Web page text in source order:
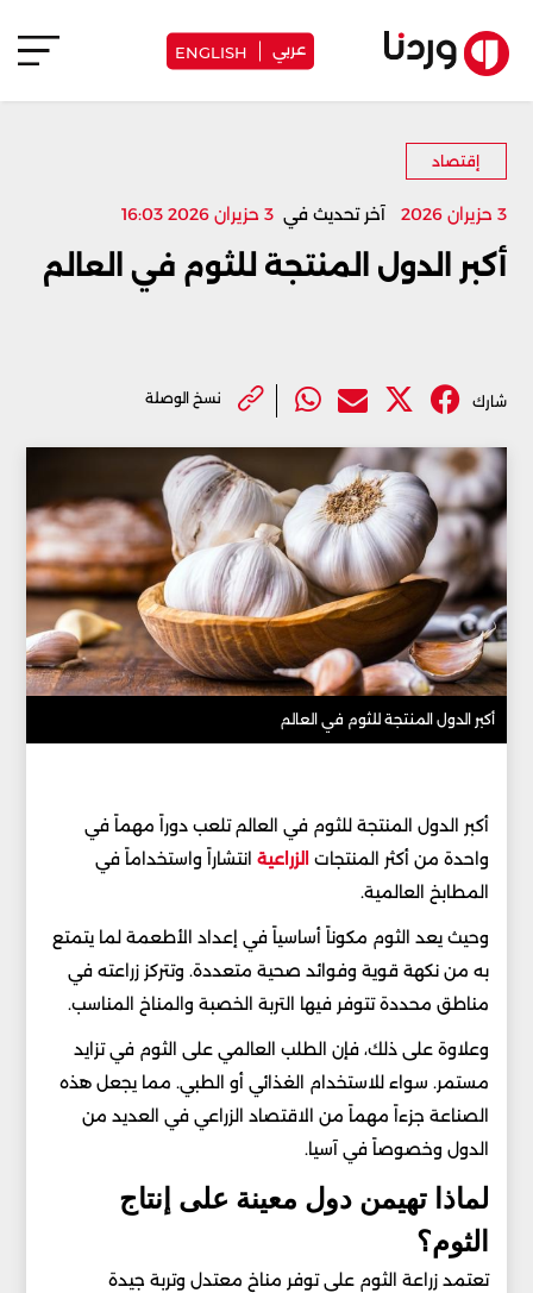
عربي ENGLISH
إقتصاد
3 حزيران 2026 آخر تحديث في 3 حزيران 2026 16:03
أكبر الدول المنتجة للثوم في العالم
شارك نسخ الوصلة
أكبر الدول المنتجة للثوم في العالم
أكبر الدول المنتجة للثوم في العالم تلعب دوراً مهماً في
واحدة من أكثر المنتجات الزراعية انتشاراً واستخداماً في
المطابخ العالمية.
وحيث يعد الثوم مكوناً أساسياً في إعداد الأطعمة لما يتمتع
به من نكهة قوية وفوائد صحية متعددة. وتتركز زراعته في
مناطق محددة تتوفر فيها التربة الخصبة والمناخ المناسب.
وعلاوة على ذلك، فإن الطلب العالمي على الثوم في تزايد
مستمر. سواء للاستخدام الغذائي أو الطبي. مما يجعل هذه
الصناعة جزءاً مهماً من الاقتصاد الزراعي في العديد من
الدول وخصوصاً في آسيا.
لماذا تهيمن دول معينة على إنتاج
الثوم؟
تعتمد زراعة الثوم على توفر مناخ معتدل وتربة جيدة